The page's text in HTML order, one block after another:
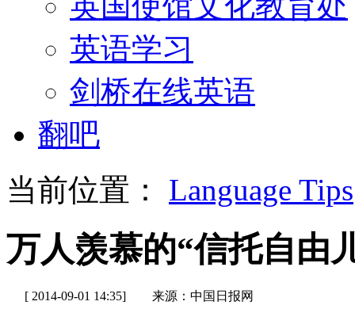
英语学习
剑桥在线英语
翻吧
当前位置： Language Tips
万人羡慕的“信托自由
[ 2014-09-01 14:35]
来源：中国日报网